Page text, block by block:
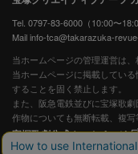
Tel. 0797-83-6000（10:00〜
Mail info-tca@takarazuka-
当ホームページの管理運営は
当ホームページに掲載してい
することを固く禁止します。
また、阪急電鉄並びに宝塚歌
作物についても無断転載、複写
宝塚歌劇公式ホームページ